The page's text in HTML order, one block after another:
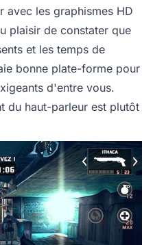
avec les graphismes HD
plaisir de constater que
et les temps de
bonne plate-forme pour
d'entre vous.
du haut-parleur est plutôt